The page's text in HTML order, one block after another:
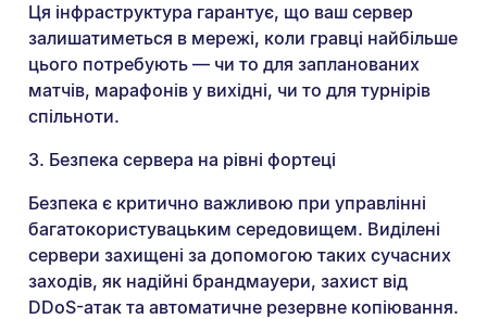
Ця інфраструктура гарантує, що ваш сервер
залишатиметься в мережі, коли гравці найбільше
цього потребують — чи то для запланованих
матчів, марафонів у вихідні, чи то для турнірів
спільноти.
3. Безпека сервера на рівні фортеці
Безпека є критично важливою при управлінні
багатокористувацьким середовищем. Виділені
сервери захищені за допомогою таких сучасних
заходів, як надійні брандмауери, захист від
DDoS-атак та автоматичне резервне копіювання.